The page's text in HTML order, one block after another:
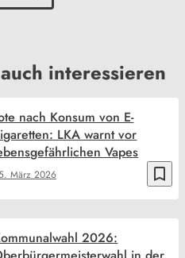
interessieren
bookmark_border
März 2026
nach Konsum von E-
LKA warnt vor
Vapes
2026: